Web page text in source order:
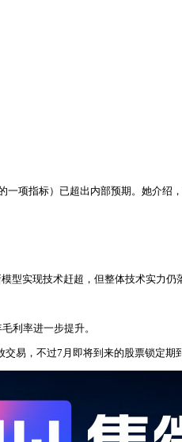
项指标）已超出内部预期。她介绍
实现技术赶超，但整体技术实力仍
利率进一步提升。
易，不过7月即将到来的股票锁定期